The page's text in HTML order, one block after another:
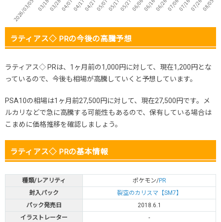
ラティアス◇ PRの今後の高騰予想
ラティアス◇ PRは、1ヶ月前の1,000円に対して、現在1,200円とな
っているので、今後も相場が高騰していくと予想しています。
PSA10の相場は1ヶ月前27,500円に対して、現在27,500円です。メ
ルカリなどで急に高騰する可能性もあるので、保有している場合は
こまめに価格推移を確認しましょう。
ラティアス◇ PRの基本情報
種類/レアリティ ポケモン/PR
封入パック
裂空のカリスマ【SM7】
パック発売日
2018.6.1
イラストレーター
-